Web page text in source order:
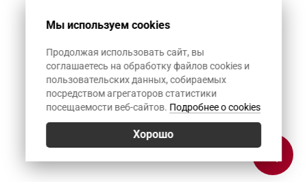
Мы используем cookies
Продолжая использовать сайт, вы
соглашаетесь на обработку файлов cookies и
пользовательских данных, собираемых
посредством агрегаторов статистики
посещаемости веб-сайтов. Подробнее о cookies
Хорошо